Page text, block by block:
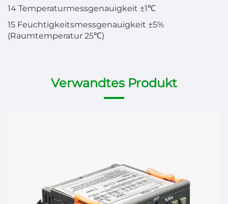
14 Temperaturmessgenauigkeit ±1℃
15 Feuchtigkeitsmessgenauigkeit ±5%
(Raumtemperatur 25℃)
Verwandtes Produkt